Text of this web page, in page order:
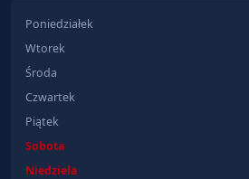
Poniedziałek
Wtorek
Środa
Czwartek
Piątek
Sobota
Niedziela